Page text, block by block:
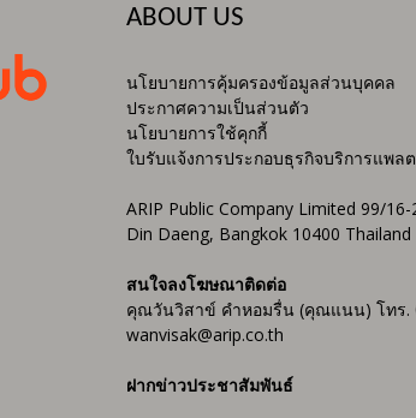
ABOUT US
นโยบายการคุ้มครองข้อมูลส่วนบุคคล
ประกาศความเป็นส่วนตัว
นโยบายการใช้คุกกี้
ใบรับแจ้งการประกอบธุรกิจบริการแพล
ARIP Public Company Limited 99/
Din Daeng, Bangkok 10400
สนใจลงโฆษณาติดต่อ
คุณวันวิสาข์ คำหอมรื่น (คุณแนน) โทร.
wanvisak@arip.co.th
ฝากข่าวประชาสัมพันธ์